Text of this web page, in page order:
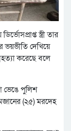
স্ত্রী তার
ভয়ভীতি দেখিয়ে
করেছে বলে
ভেঙে পুলিশ
(২৫) মরদেহ